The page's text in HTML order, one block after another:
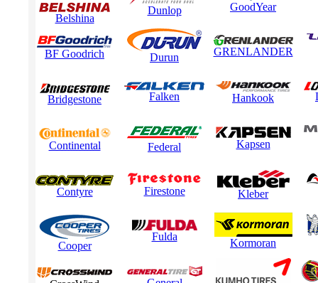
Belshina
BF Goodrich
Bridgestone
Continental
Contyre
Cooper
Dunlop
Durun
Falken
Federal
Firestone
Fulda
GoodYear
GRENLANDER
Hankook
Kapsen
Kleber
Kormoran